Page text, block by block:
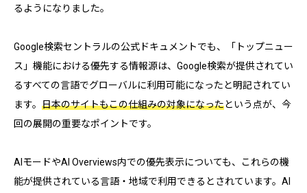
るようになりました。
Google検索セントラルの公式ドキュメントでも、「トップニュー
ス」機能における優先する情報源は、Google検索が提供されてい
るすべての言語でグローバルに利用可能になったと明記されてい
ます。 日本のサイトもこの仕組みの対象になったという点が、今
回の展開の重要なポイントです。
AIモードやAI Overviews内での優先表示についても、これらの機
能が提供されている言語・地域で利用できるとされています。AI